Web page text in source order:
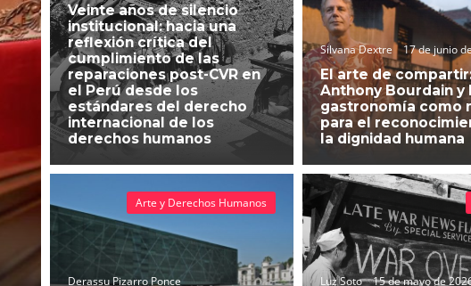
Veinte años de silencio
institucional: hacia una
reflexión crítica del
cumplimiento de las
reparaciones post-CVR en
el Perú desde los
estándares del derecho
internacional de los
derechos humanos
Silvana Dextre 17 de junio
El arte de
Anthony Bourdain y
gastronomía como
para el
la dignidad humana
Derassu Pizarro Ponce
Arte y Derechos Humanos
Luz Soto 15 de mayo de